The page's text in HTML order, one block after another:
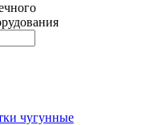
чугунные